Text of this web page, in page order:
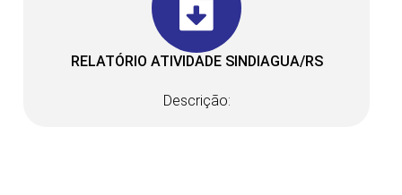
RELATÓRIO ATIVIDADE SINDIAGUA/RS
Descrição: